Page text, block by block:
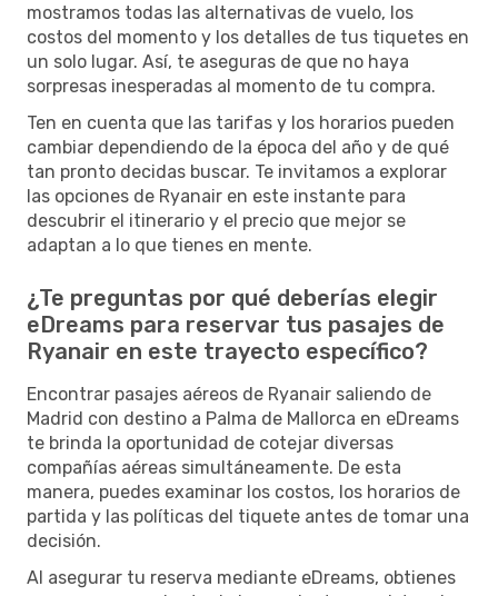
mostramos todas las alternativas de vuelo, los
costos del momento y los detalles de tus tiquetes en
un solo lugar. Así, te aseguras de que no haya
sorpresas inesperadas al momento de tu compra.
Ten en cuenta que las tarifas y los horarios pueden
cambiar dependiendo de la época del año y de qué
tan pronto decidas buscar. Te invitamos a explorar
las opciones de Ryanair en este instante para
descubrir el itinerario y el precio que mejor se
adaptan a lo que tienes en mente.
¿Te preguntas por qué deberías elegir
eDreams para reservar tus pasajes de
Ryanair en este trayecto específico?
Encontrar pasajes aéreos de Ryanair saliendo de
Madrid con destino a Palma de Mallorca en eDreams
te brinda la oportunidad de cotejar diversas
compañías aéreas simultáneamente. De esta
manera, puedes examinar los costos, los horarios de
partida y las políticas del tiquete antes de tomar una
decisión.
Al asegurar tu reserva mediante eDreams, obtienes